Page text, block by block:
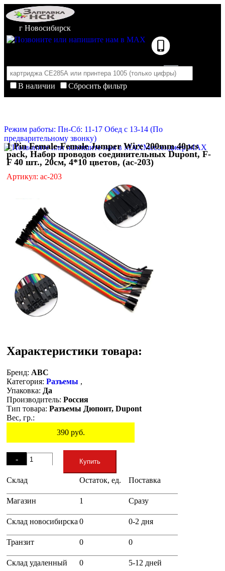
г Новосибирск
В наличии
Сбросить фильтр
Корзина пуста
Режим работы: Пн-Сб: 11-17 Обед с 13-14 (По
предварительному звонку)
Мессенджер MAX
1 Pin Female-Female Jumper Wire 200mm 40pcs
pack, Набор проводов соединительных Dupont, F-
F 40 шт., 20см, 4*10 цветов, (ac-203)
Артикул: ac-203
Характеристики товара:
Бренд: ABC
Категория: Разъемы ,
Упаковка: Да
Производитель: Россия
Тип товара: Разъемы Дюпонт, Dupont
Вес, гр.:
390руб.
-
+
Купить
Склад Остаток, ед. Поставка
Магазин 1 Сразу
Склад новосибирска 0 0-2 дня
Транзит 0 0
Склад удаленный 0 5-12 дней